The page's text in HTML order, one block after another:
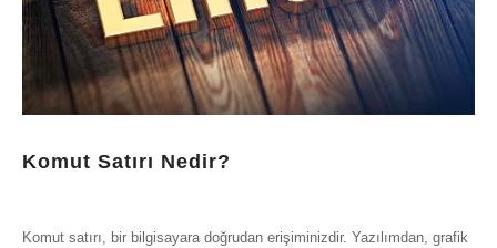
Komut Satırı Nedir?
Komut satırı, bir bilgisayara doğrudan erişiminizdir. Yazılımdan, grafik